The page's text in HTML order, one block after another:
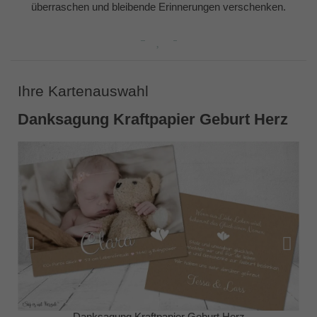
überraschen und bleibende Erinnerungen verschenken.
Ihre Kartenauswahl
Danksagung Kraftpapier Geburt Herz